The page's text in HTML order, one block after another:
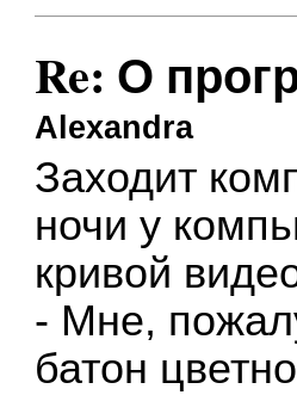
Re: О
Alexandra
Заходит
ночи у
кривой
- Мне,
батон